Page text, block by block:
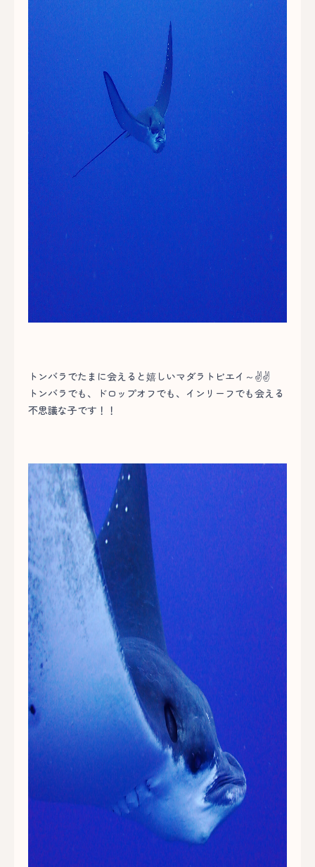
トンバラでたまに会えると嬉しいマダラトビエイ～✌✌
トンバラでも、ドロップオフでも、インリーフでも会える
不思議な子です！！